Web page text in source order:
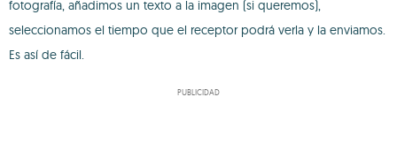
fotografía, añadimos un texto a la imagen (si queremos),
seleccionamos el tiempo que el receptor podrá verla y la enviamos.
Es así de fácil.
PUBLICIDAD